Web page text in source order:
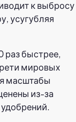
к выбросу
усугубляя
раз быстрее,
мировых
масштабы
из-за